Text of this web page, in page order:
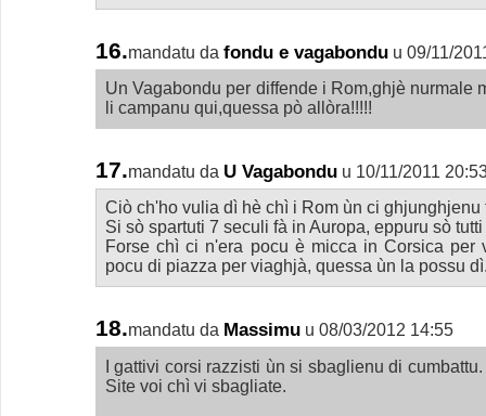
16.mandatu da fondu e vagabondu u 09/11/
Un Vagabondu per diffende i Rom,ghjè nurmale
li campanu qui,quessa pò allòra!!!!!
17.mandatu da U Vagabondu u 10/11/2011
Ciò ch'ho vulia dì hè chì i Rom ùn ci ghjunghjenu
Si sò spartuti 7 seculi fà in Auropa, eppuru sò
Forse chì ci n'era pocu è micca in Corsica
pocu di piazza per viaghjà, quessa ùn la possu
18.mandatu da Massimu u 08/03/2012 14:55
I gattivi corsi razzisti ùn si sbaglienu di
Site voi chì vi sbagliate.